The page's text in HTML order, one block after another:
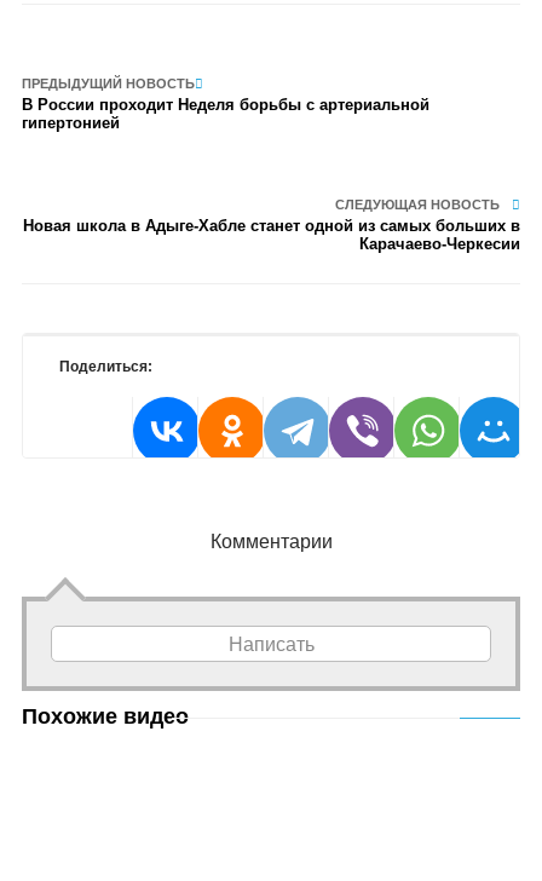
ПРЕДЫДУЩИЙ НОВОСТЬ
В России проходит Неделя борьбы с артериальной
гипертонией
СЛЕДУЮЩАЯ НОВОСТЬ
Новая школа в Адыге-Хабле станет одной из самых больших в
Карачаево-Черкесии
Поделиться:
Комментарии
Написать
Похожие видео